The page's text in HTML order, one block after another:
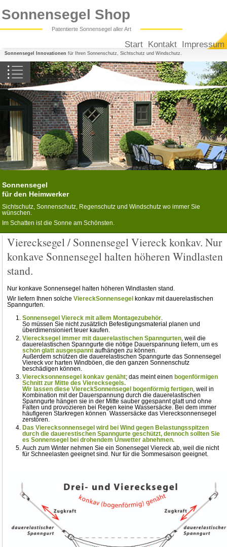
Sonnensegel Shop
Patentierte Sonnensegel aller Art
Start Kontakt Impressum
Sonnensegel Innovationen für Ihren Sonnenschutz, Sichtschutz und Windschutz.
Sonnensegel Balkon
Sonnensegel Terrasse
Sonnensegel Pergola
Sonnensegel Wintergarten
Dreiecksegel konkav
Vierecksegel konkav
Camping-Sonnensegel
Sonnenschutzsegel nach Maß
Sonnensegel in Seilspanntechnik
Sonnensegel
für den Heimwerker
Sichtschutz, Sonnenschutz, Regenschutz und Windschutz wo immer Sie
wünschen.
Im Schatten ist die Sonne am Schönsten.
Vierecksegel / Sonnensegel Viereck konkav. Nur
konkave Sonnensegel halten höheren Windlasten
stand.
Nur konkave Sonnensegel halten höheren Windlasten stand.
Wir liefern Ihnen solcheViereckSonnensegel konkav mit dauerelastischen
Spanngurten.
Sonnensegel Viereck mit allem Montagezubehör.
So müssen Sie nicht zusätzlich Befestigungsmaterial planen und
überdimensioniert teuer kaufen.
Vierecksegel immer mit dauerelastischen Spanngurten, weil die
dauerelastischen Spanngurte die nötige Dauerspannung liefern, um es
schön glatt ausgespannt aufhängen zu können.
Außerdem schützen die dauerelastischen Spanngurte das Sonnensegel
Viereck vor harten Windböen, die den ganzen Sonnenschutz
beschädigen können.
Vierecksonnensegel konkav genäht; das meint einen bogenförmigen
Schnitt zur Mitte des Vierecksegels.
Wir lassen diese ViereckSonnensegel bogenförmig fertigen, weil in
Kombination mit der Dauerspannung durch die dauerelastischen
Spanngurte hängen sie in der Mitte sauber ggespannt glatt und ohne
Falten und provozieren bei Regen keine Wassersäcke. Bei dem immer
häufigeren Starkregen können Wassersäcke das Vierecksonnensegel
zerstören.
Das Vierecksonnensegel wird bei Wind gegen Belastungsspitzen
durch die dauerestischen Spanngurte geschützt, dennoch sollten Sie
es Sonnensegel bei drohendem Unwetter abnehmen.
Auch zum Winter nehmen Sie ein Sonensegel Viereck ab, weil die nicht
für Schneelasten geeignet sind. Nur für die Sommesaison geeignet.